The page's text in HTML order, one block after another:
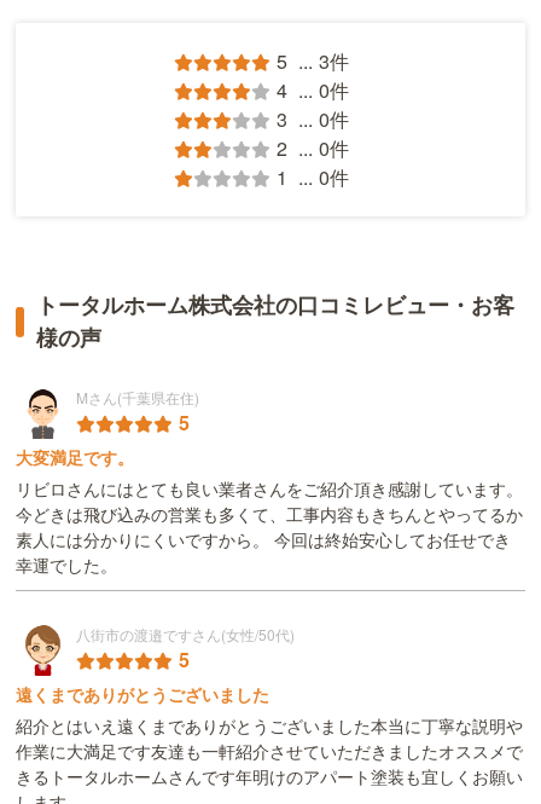
5 ... 3件
4 ... 0件
3 ... 0件
2 ... 0件
1 ... 0件
トータルホーム株式会社の口コミレビュー・お客
様の声
Mさん(千葉県在住)
5
大変満足です。
リビロさんにはとても良い業者さんをご紹介頂き感謝しています。
今どきは飛び込みの営業も多くて、工事内容もきちんとやってるか
素人には分かりにくいですから。 今回は終始安心してお任せでき
幸運でした。
八街市の渡邉ですさん(女性/50代)
5
遠くまでありがとうございました
紹介とはいえ遠くまでありがとうございました本当に丁寧な説明や
作業に大満足です友達も一軒紹介させていただきましたオススメで
きるトータルホームさんです年明けのアパート塗装も宜しくお願い